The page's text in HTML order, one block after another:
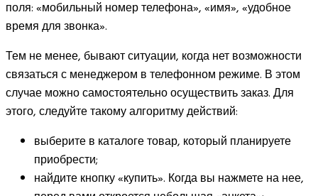
поля: «мобильный номер телефона», «имя», «удобное
время для звонка».
Тем не менее, бывают ситуации, когда нет возможности
связаться с менеджером в телефонном режиме. В этом
случае можно самостоятельно осуществить заказ. Для
этого, следуйте такому алгоритму действий:
выберите в каталоге товар, который планируете
приобрести;
найдите кнопку «купить». Когда вы нажмете на нее,